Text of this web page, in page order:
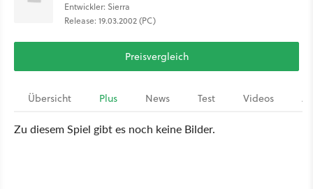
Entwickler: Sierra
Release: 19.03.2002 (PC)
Preisvergleich
Übersicht Plus News Test Videos
Zu diesem Spiel gibt es noch keine Bilder.